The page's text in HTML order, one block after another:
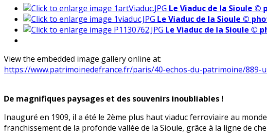
Le Viaduc de la Sioule ©
Le Viaduc de la Sioule ©
Le Viaduc de la Sioule ©
View the embedded image gallery online at:
https://www.patrimoinedefrance.fr/paris/40-echos-du-patrimoine/889-
De magnifiques paysages et des souvenirs inoubliables !
Inauguré en 1909, il a été le 2ème plus haut viaduc ferroviaire au
franchissement de la profonde vallée de la Sioule, grâce à la ligne de